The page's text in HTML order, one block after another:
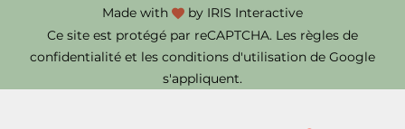
Made with
by IRIS Interactive
Ce site est protégé par reCAPTCHA. Les règles de
confidentialité et les conditions d'utilisation de Google
s'appliquent.